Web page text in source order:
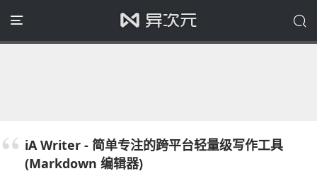
iA Writer - 简单专注的跨平台轻量级写作工具
(Markdown 编辑器)